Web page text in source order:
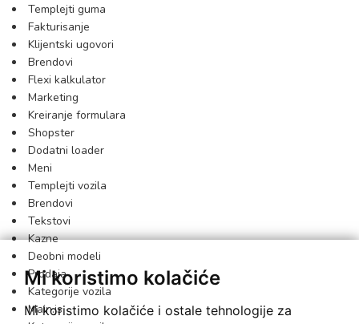
Mi koristimo kolačiće
Mi koristimo kolačiće i ostale tehnologije za
Templejti guma
Fakturisanje
Klijentski ugovori
Brendovi
Flexi kalkulator
Marketing
Kreiranje formulara
Shopster
Dodatni loader
Meni
Templejti vozila
Brendovi
Tekstovi
Kazne
Deobni modeli
Prodaja
Kategorije vozila
Main.js